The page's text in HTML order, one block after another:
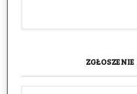
ZGŁOSZENIE